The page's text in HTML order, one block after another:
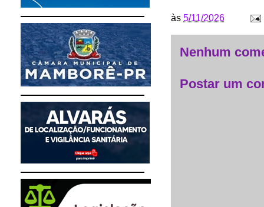
às 5/11/2026
Nenhum
Postar um